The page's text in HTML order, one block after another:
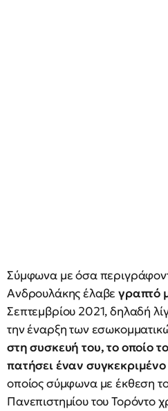
Σύμφωνα με όσα
Ανδρουλάκης έλαβεγραπτό
Σεπτεμβρίου 2021, δηλαδή
την έναρξη των
στη συσκευή του, το οποίο
πατήσει έναν
οποίος σύμφωνα με έκθεση
Πανεπιστημίου του Τορόντο